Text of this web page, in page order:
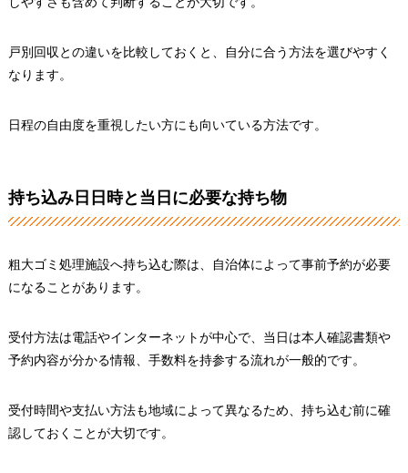
戸別回収との違いを比較しておくと、自分に合う方法を選びやすく
なります。
日程の自由度を重視したい方にも向いている方法です。
持ち込み日日時と当日に必要な持ち物
粗大ゴミ処理施設へ持ち込む際は、自治体によって事前予約が必要
になることがあります。
受付方法は電話やインターネットが中心で、当日は本人確認書類や
予約内容が分かる情報、手数料を持参する流れが一般的です。
受付時間や支払い方法も地域によって異なるため、持ち込む前に確
認しておくことが大切です。